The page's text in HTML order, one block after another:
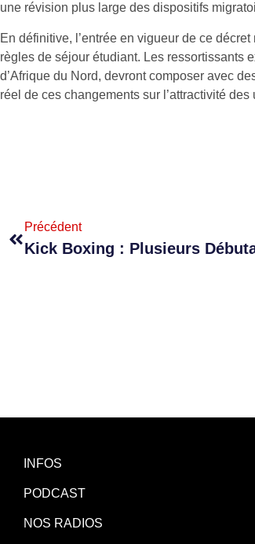
une révision plus large des dispositifs
En définitive, l’entrée en vigueur de ce
règles de séjour étudiant. Les ressortissants
d’Afrique du Nord, devront composer avec
réel de ces changements sur l’attractivité
Précédent
INFOS
PODCAST
NOS RADIOS